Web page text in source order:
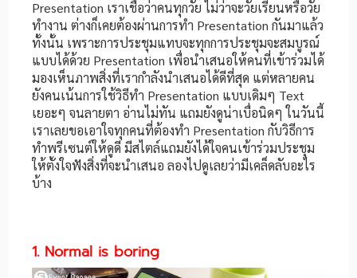
Presentation เราเชื่อว่าคนทุกวัย ไม่ว่าจะวัยเรียนหรือวัย
ทำงาน ต่างก็เคยต้องผ่านการทำ Presentation กันมาแล้ว
ทั้งนั้น เพราะการประชุมแทบจะทุกการประชุมจะสมบูรณ์
แบบได้ด้วย Presentation เพื่อนำเสนอให้คนที่เข้าร่วมได้
มองเห็นภาพสิ่งที่เรากำลังนำเสนอได้ดีที่สุด แต่หลายคน
ยังคนเน้นการใช้วิธีทำ Presentation แบบเดิมๆ Text
เยอะๆ จนลายตา อ่านไม่ทัน แถมยังดูน่าเบื่อนิดๆ ในวันนี้
เราเลยขอเอาใจทุกคนที่ต้องทำ Presentation กับวิธีการ
ทำพรีเซนต์ให้ดูดี มีสไตล์แถมยังได้ใจคนเข้าร่วมประชุม
ให้ตั้งใจฟังสิ่งที่จะนำเสนอ ลองไปดูเลยว่ามีเคล็ดลับอะไร
บ้าง
1. Normal is boring